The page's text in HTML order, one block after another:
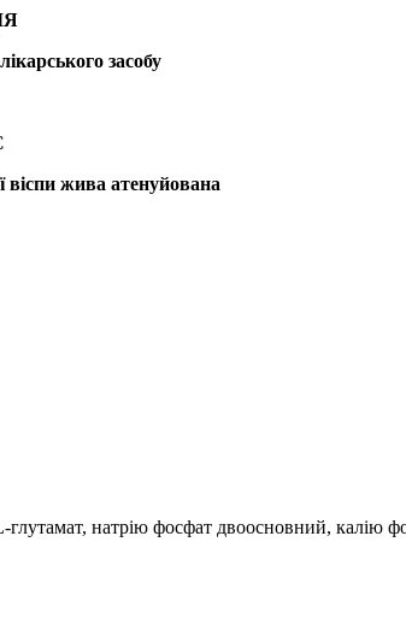
засобу
віспи жива атенуйована
натрію фосфат двоосновний, калію